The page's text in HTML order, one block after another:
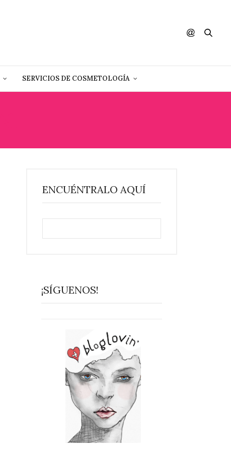
SERVICIOS DE COSMETOLOGÍA
ENCUÉNTRALO AQUÍ
¡SÍGUENOS!